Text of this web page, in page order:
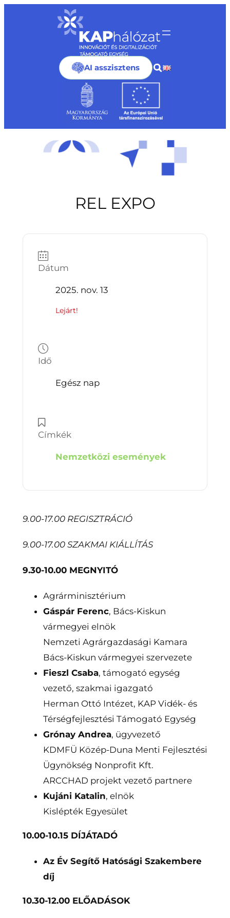
AI asszisztens
REL EXPO
Dátum
2025. nov. 13
Lejárt!
Idő
Egész nap
Címkék
Nemzetközi események
9.00-17.00 REGISZTRÁCIÓ
9.00-17.00 SZAKMAI KIÁLLÍTÁS
9.30-10.00 MEGNYITÓ
Agrárminisztérium
Gáspár Ferenc, Bács-Kiskun
vármegyei elnök
Nemzeti Agrárgazdasági Kamara
Bács-Kiskun vármegyei szervezete
Fieszl Csaba, támogató egység
vezető, szakmai igazgató
Herman Ottó Intézet, KAP Vidék- és
Térségfejlesztési Támogató Egység
Grónay Andrea, ügyvezető
KDMFÜ Közép-Duna Menti Fejlesztési
Ügynökség Nonprofit Kft.
ARCCHAD projekt vezető partnere
Kujáni Katalin, elnök
Kislépték Egyesület
10.00-10.15 DÍJÁTADÓ
Az Év Segítő Hatósági Szakembere
díj
10.30-12.00 ELŐADÁSOK